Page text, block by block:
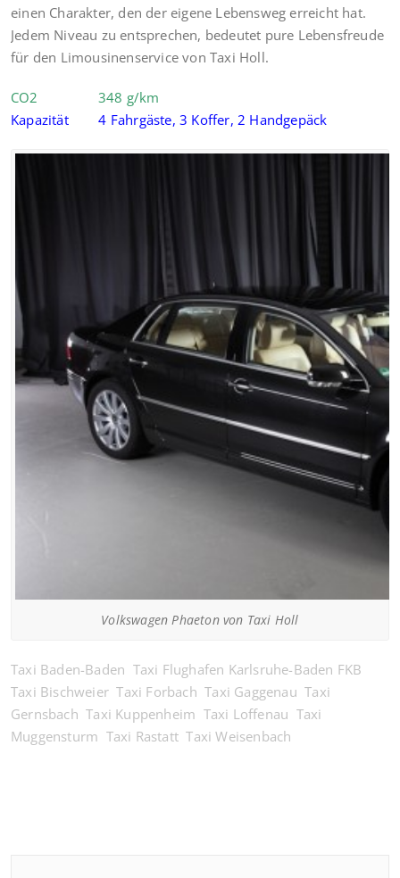
einen Charakter, den der eigene Lebensweg erreicht hat.
Jedem Niveau zu entsprechen, bedeutet pure Lebensfreude
für den Limousinenservice von Taxi Holl.
CO2 348 g/km
Kapazität 4 Fahrgäste, 3 Koffer, 2 Handgepäck
Volkswagen Phaeton von Taxi Holl
Taxi Baden-Baden Taxi Flughafen Karlsruhe-Baden FKB
Taxi Bischweier Taxi Forbach Taxi Gaggenau Taxi
Gernsbach Taxi Kuppenheim Taxi Loffenau Taxi
Muggensturm Taxi Rastatt Taxi Weisenbach